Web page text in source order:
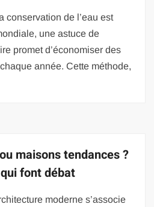
conservation de l’eau est
une astuce de
promet d’économiser des
année. Cette méthode,
maisons tendances ?
font débat
moderne s’associe